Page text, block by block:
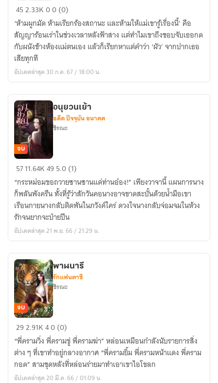
Limi
บาร์
ลับ
หลัง
ฟ้า
สาง
452.33K00 (0)
‘ห้ามผูกมัด ห้ามเรียกร้องสถานะ และห้ามให้แม่เขารู้เรื่องนี้’ คือ
สัญญาร้อนเร่าในช่วงเวลาหลังฟ้าสาง แต่ทำไมเขาถึงชอบจับเธอกด
กับผนังข้างห้องแม่ตนเอง แล้วก็เรียกหาแต่คำว่า ‘ผัว’ จากปากเธอ
เสียทุกที
อัปเดตล่าสุด 30 ก.ค. 67 / 18:00 น.
อนุ
เย้า
จบ
อนุยวนเย้า
อดีต ปัจจุบัน อนาคต
ชิรณะ
5711.64K49 5.0 (1)
“กระหม่อมขอถวายซานซานแด่ท่านอ๋อง!” เพียงวาจานี้ แผนการนาง
ก็พลันพังครืน ทั้งที่รู้ว่าสักวันคอนางอาจขาดสะบั้นด้วยน้ำมือเขา
เรือนกายนางกลับติดพันในภวังค์ใคร่ ดวงใจนางกลับจ่อมจมในห้วง
รักจนยากจะป่ายปีน
อัปเดตล่าสุด 21 พ.ย. 66 / 21:29 น.
พาฬ
นารี
จบ
พาฬนารี
รักแฟนตาซี
ชิรณะ
292.91K40 (0)
“พี่ครามวิ่ง พี่ครามขู่ พี่ครามฆ่า” หล่อนเหมือนกำลังนับรายการสิ่ง
ต่าง ๆ ที่เขาทำอยู่กลางอากาศ “พี่ครามยิ้ม พี่ครามหน้าแดง พี่คราม
กอด” สามชุดหลังที่หล่อนร่ายมาทำเอาเขาไอโขลก
อัปเดตล่าสุด 20 มี.ค. 66 / 01:09 น.